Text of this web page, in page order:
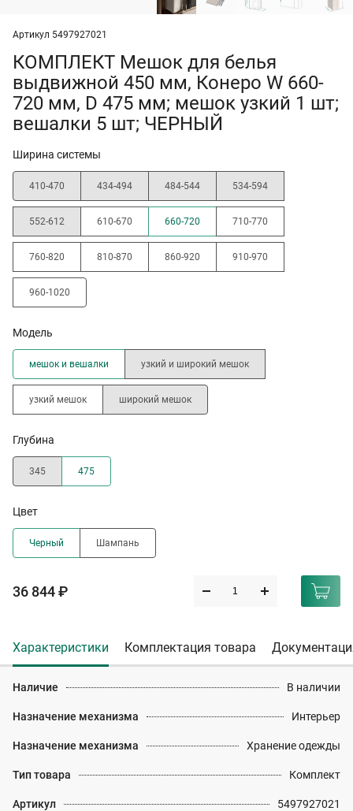
Артикул 5497927021
КОМПЛЕКТ Мешок для белья
выдвижной 450 мм, Конеро W 660-
720 мм, D 475 мм; мешок узкий 1 шт;
вешалки 5 шт; ЧЕРНЫЙ
Ширина системы
410-470 434-494 484-544 534-594
552-612 610-670 660-720 710-770
760-820 810-870 860-920 910-970
960-1020
Модель
мешок и вешалки узкий и широкий мешок
узкий мешок широкий мешок
Глубина
345 475
Цвет
Черный Шампань
36 844 ₽
Характеристики Комплектация товара
Наличие В наличии
Назначение механизма Интерьер
Назначение механизма Хранение одежды
Тип товара Комплект
Артикул 5497927021